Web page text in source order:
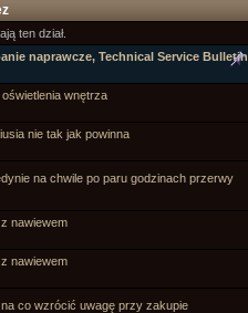
ten dział.
naprawcze, Technical Service Bulletin
oświetlenia wnętrza
nie tak jak powinna
na chwile po paru godzinach przerwy
nawiewem
nawiewem
co wzrócić uwagę przy zakupie